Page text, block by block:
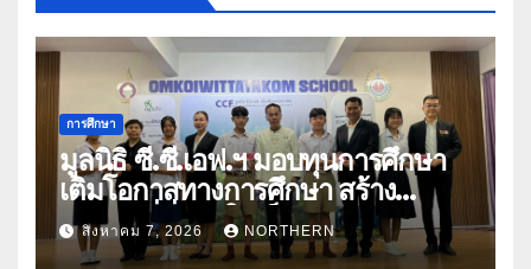
การศึกษา
มูลนิธิ ซี.ซี.เอฟ.ฯ มอบทุนการศึกษา
เติมโอกาสทางการศึกษา สร้าง
อนาคตที่มั่นคงให้เด็กและเยาวชน
ด้อยโอกาส
สิงหาคม 7, 2026 NORTHERN